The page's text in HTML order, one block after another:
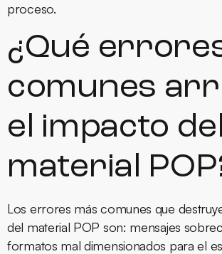
proceso.
¿Qué
comunes
el impacto del
material
Los errores más comunes que
del material POP son: mensajes
formatos mal dimensionados para el